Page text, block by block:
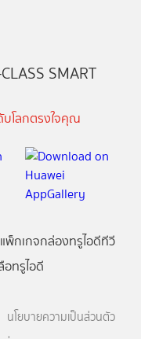
SMART
โลกตรงใจคุณ
แพ็กเกจกล่องทรูไอดีทีวี
อทรูไอดี
นโยบายความเป็นส่วนตัว